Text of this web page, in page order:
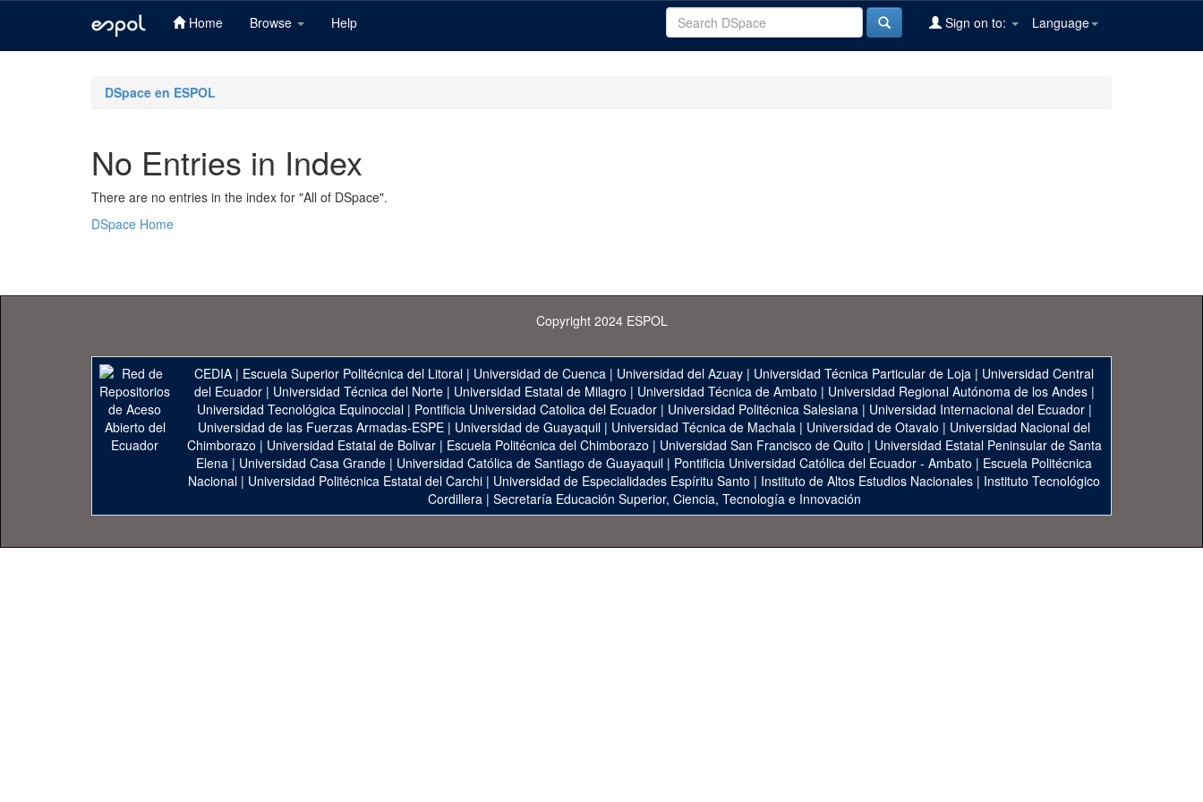
Home Browse Help Language
Sign on to:
DSpace en ESPOL
No Entries in Index
There are no entries in the index for "All of DSpace".
DSpace Home
Copyright 2024 ESPOL
CEDIA | Escuela Superior Politécnica del Litoral | Universidad de Cuenca | Universidad del Azuay | Universidad Técnica Particular de Loja | Universidad Central
del Ecuador| Universidad Técnica del Norte| Universidad Estatal de Milagro | Universidad Técnica de Ambato | Universidad Regional Autónoma de los Andes|
Universidad Tecnológica Equinoccial| Pontificia Universidad Catolica del Ecuador| Universidad Politécnica Salesiana| Universidad Internacional del Ecuador|
Universidad de las Fuerzas Armadas-ESPE | Universidad de Guayaquil | Universidad Técnica de Machala | Universidad de Otavalo | Universidad Nacional del
Chimborazo | Universidad Estatal de Bolivar| Escuela Politécnica del Chimborazo | Universidad San Francisco de Quito | Universidad Estatal Peninsular de Santa
Elena | Universidad Casa Grande | Universidad Católica de Santiago de Guayaquil | Pontificia Universidad Católica del Ecuador - Ambato | Escuela Politécnica
Nacional | Universidad Politécnica Estatal del Carchi | Universidad de Especialidades Espíritu Santo | Instituto de Altos Estudios Nacionales | Instituto Tecnológico
Cordillera| Secretaría Educación Superior, Ciencia, Tecnología e Innovación